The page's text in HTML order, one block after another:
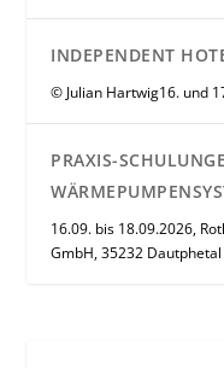
INDEPENDENT
© Julian Hartwig16. und
PRAXIS-
16.09. bis 18.09.2026,
GmbH, 35232 Dautphetal